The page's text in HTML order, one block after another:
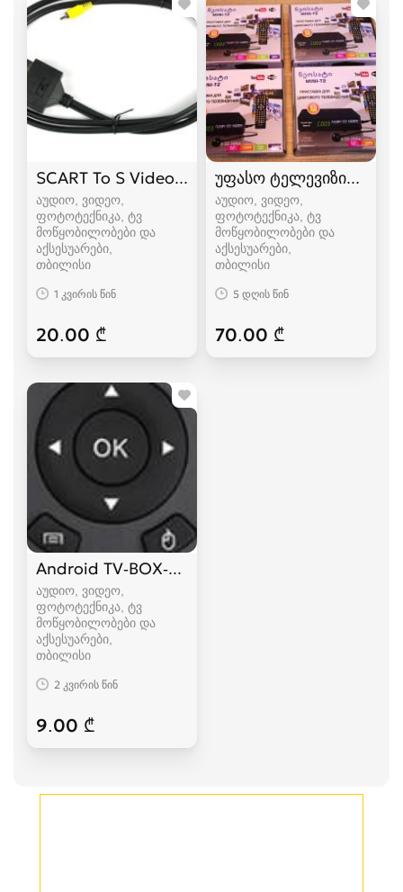
SCART To S Video & RCA კაბელი
აუდიო, ვიდეო,
ფოტოტექნიკა, ტვ
მოწყობილობები და
აქსესუარები
თბილისი
1 კვირის წინ
20.00 ₾
უფასო
აუდიო, ვიდეო,
ფოტოტექნიკა, ტვ
მოწყობილობები და
აქსესუარები
თბილისი
5 დღის წინ
70.00 ₾
Android TV-BOX-ის პულტი
აუდიო, ვიდეო,
ფოტოტექნიკა, ტვ
მოწყობილობები და
აქსესუარები
თბილისი
2 კვირის წინ
9.00 ₾